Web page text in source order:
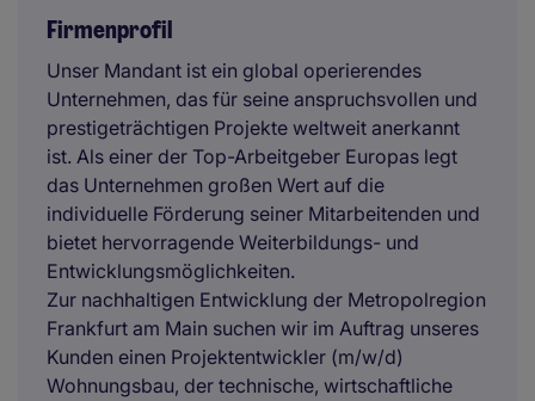
Firmenprofil
Unser Mandant ist ein global operierendes
Unternehmen, das für seine anspruchsvollen und
prestigeträchtigen Projekte weltweit anerkannt
ist. Als einer der Top-Arbeitgeber Europas legt
das Unternehmen großen Wert auf die
individuelle Förderung seiner Mitarbeitenden und
bietet hervorragende Weiterbildungs- und
Entwicklungsmöglichkeiten.
Zur nachhaltigen Entwicklung der Metropolregion
Frankfurt am Main suchen wir im Auftrag unseres
Kunden einen Projektentwickler (m/w/d)
Wohnungsbau, der technische, wirtschaftliche